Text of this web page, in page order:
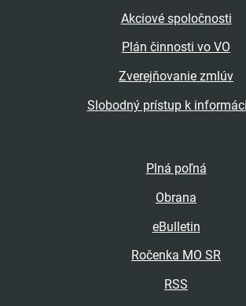
Akciové spoločnosti
Plán činnosti vo VO
Zverejňovanie zmlúv
Slobodný prístup k
Plná poľná
Obrana
eBulletin
Ročenka MO SR
RSS